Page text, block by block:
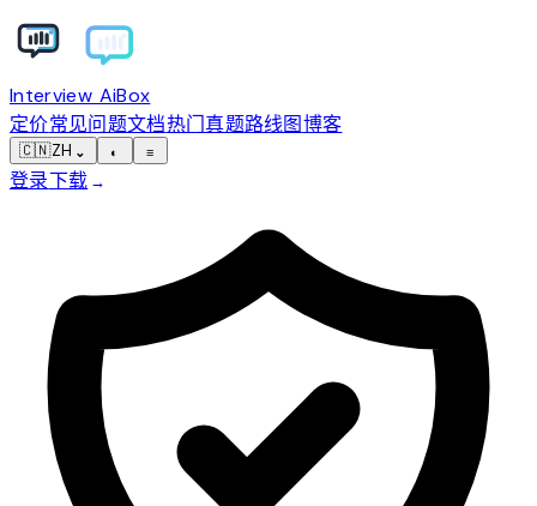
Interview AiBox
定价常见问题文档热门真题路线图博客
🇨🇳ZH ⌄ ◐ ≡
登录下载 →